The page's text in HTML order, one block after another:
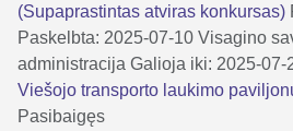
(Supaprastintas atviras konkursas)
Paskelbta: 2025-07-10 Visagino
administracija Galioja iki: 2025-07-
Viešojo transporto laukimo
Pasibaigęs